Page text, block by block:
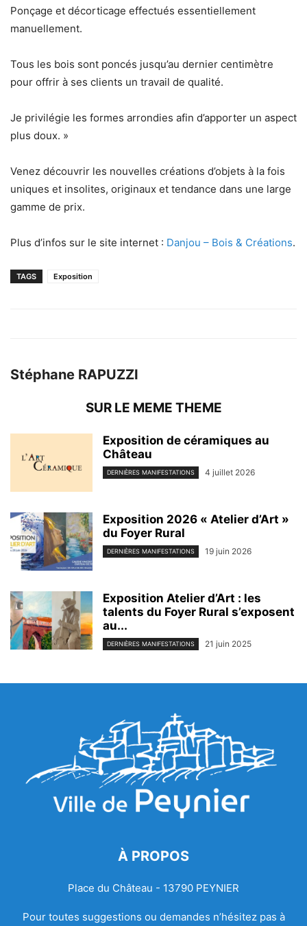
Ponçage et décorticage effectués essentiellement
manuellement.
Tous les bois sont poncés jusqu’au dernier centimètre
pour offrir à ses clients un travail de qualité.
Je privilégie les formes arrondies afin d’apporter un aspect
plus doux. »
Venez découvrir les nouvelles créations d’objets à la fois
uniques et insolites, originaux et tendance dans une large
gamme de prix.
Plus d’infos sur le site internet : Danjou – Bois & Créations.
TAGS Exposition
Stéphane RAPUZZI
SUR LE MEME THEME
Exposition de céramiques au
Château
DERNIÈRES MANIFESTATIONS 4 juillet 2026
Exposition 2026 « Atelier d’Art »
du Foyer Rural
DERNIÈRES MANIFESTATIONS 19 juin 2026
Exposition Atelier d’Art : les
talents du Foyer Rural s’exposent
au...
DERNIÈRES MANIFESTATIONS 21 juin 2025
À PROPOS
Place du Château - 13790 PEYNIER
Pour toutes suggestions ou demandes n’hésitez pas à